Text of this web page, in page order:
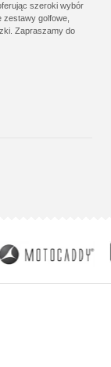
szeroki wybór
golfowe,
Zapraszamy do